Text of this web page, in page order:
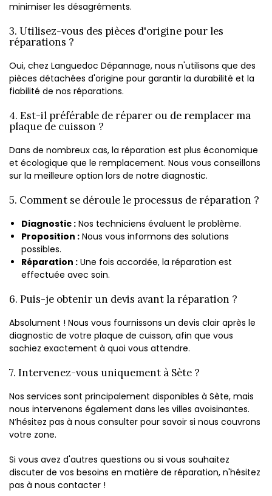
minimiser les désagréments.
3. Utilisez-vous des pièces d'origine pour les
réparations ?
Oui, chez Languedoc Dépannage, nous n'utilisons que des
pièces détachées d'origine pour garantir la durabilité et la
fiabilité de nos réparations.
4. Est-il préférable de réparer ou de remplacer ma
plaque de cuisson ?
Dans de nombreux cas, la réparation est plus économique
et écologique que le remplacement. Nous vous conseillons
sur la meilleure option lors de notre diagnostic.
5. Comment se déroule le processus de réparation ?
Diagnostic : Nos techniciens évaluent le problème.
Proposition : Nous vous informons des solutions
possibles.
Réparation : Une fois accordée, la réparation est
effectuée avec soin.
6. Puis-je obtenir un devis avant la réparation ?
Absolument ! Nous vous fournissons un devis clair après le
diagnostic de votre plaque de cuisson, afin que vous
sachiez exactement à quoi vous attendre.
7. Intervenez-vous uniquement à Sète ?
Nos services sont principalement disponibles à Sète, mais
nous intervenons également dans les villes avoisinantes.
N’hésitez pas à nous consulter pour savoir si nous couvrons
votre zone.
Si vous avez d'autres questions ou si vous souhaitez
discuter de vos besoins en matière de réparation, n'hésitez
pas à nous contacter !